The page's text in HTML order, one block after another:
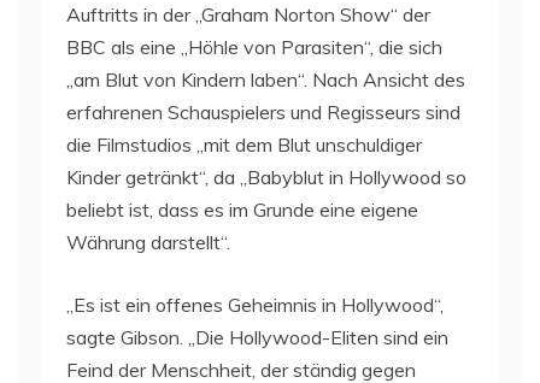
Auftritts in der „Graham Norton Show“ der
BBC als eine „Höhle von Parasiten“, die sich
„am Blut von Kindern laben“. Nach Ansicht des
erfahrenen Schauspielers und Regisseurs sind
die Filmstudios „mit dem Blut unschuldiger
Kinder getränkt“, da „Babyblut in Hollywood so
beliebt ist, dass es im Grunde eine eigene
Währung darstellt“.
„Es ist ein offenes Geheimnis in Hollywood“,
sagte Gibson. „Die Hollywood-Eliten sind ein
Feind der Menschheit, der ständig gegen